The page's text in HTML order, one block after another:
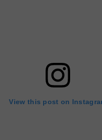
View this post on